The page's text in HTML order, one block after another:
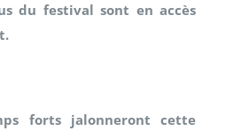
du festival sont en accès
forts jalonneront cette